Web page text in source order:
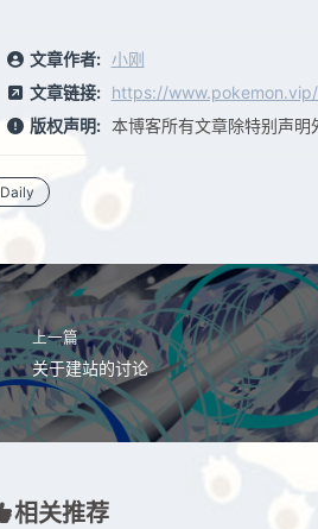
文章作者: 小刚
文章链接: https://
版权声明: 本博客所有文章除特别声明
Daily
上一篇
关于建站的讨论
相关推荐